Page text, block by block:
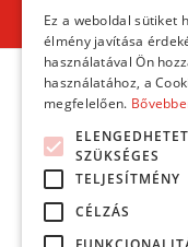
Elakadásod van, és
alakításában? Szeretnél
asztrológia a
Ez a weboldal sütiket
élmény javítása
használatával Ön
használatához, a
megfelelően.
SZÜKSÉGES
TELJESÍTMÉNY
CÉLZÁS